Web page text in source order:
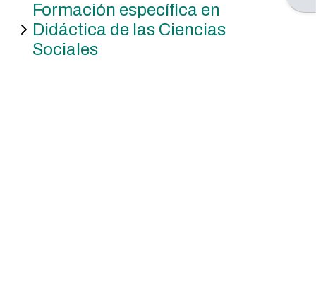
listado
de
cursos
Formación específica en
Didáctica de las Ciencias
Sociales